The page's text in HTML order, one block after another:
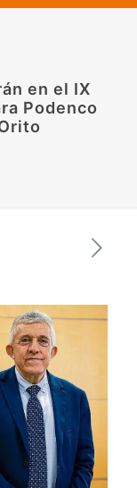
en el IX
Podenco